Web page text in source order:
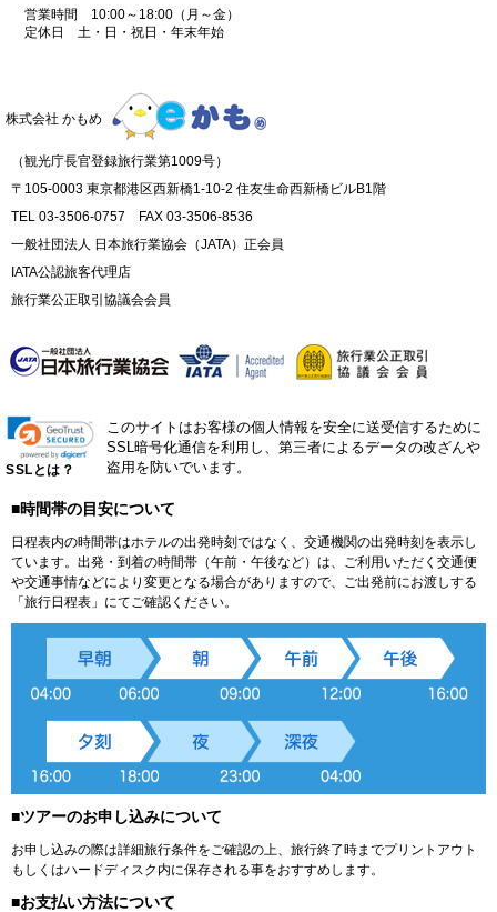
営業時間 10:00～18:00（月～金）
定休日 土・日・祝日・年末年始
株式会社 かもめ
（観光庁長官登録旅行業第1009号）
〒105-0003 東京都港区西新橋1-10-2 住友生命西新橋ビルB1階
TEL 03-3506-0757 FAX 03-3506-8536
一般社団法人 日本旅行業協会（JATA）正会員
IATA公認旅客代理店
旅行業公正取引協議会会員
SSLとは？
このサイトはお客様の個人情報を安全に送受信するために
SSL暗号化通信を利用し、第三者によるデータの改ざんや
盗用を防いでいます。
■時間帯の目安について
日程表内の時間帯はホテルの出発時刻ではなく、交通機関の出発時刻を表示し
ています。出発・到着の時間帯（午前・午後など）は、ご利用いただく交通便
や交通事情などにより変更となる場合がありますので、ご出発前にお渡しする
「旅行日程表」にてご確認ください。
■ツアーのお申し込みについて
お申し込みの際は詳細旅行条件をご確認の上、旅行終了時までプリントアウト
もしくはハードディスク内に保存される事をおすすめします。
■お支払い方法について